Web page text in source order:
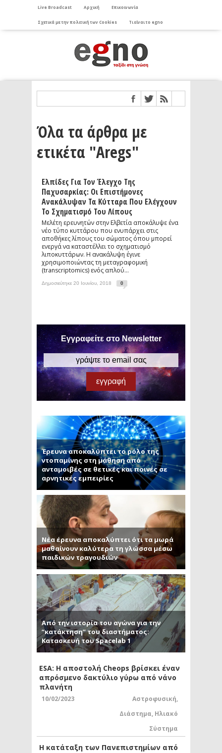
Live Broadcast Αρχική Επικοινωνία
Σχετικά με την πολιτική των Cookies Τι είναι το egno
Όλα τα άρθρα με
ετικέτα "Aregs"
Ελπίδες Για Τον Έλεγχο Της
Παχυσαρκίας: Οι Επιστήμονες
Ανακάλυψαν Τα Κύτταρα Που Ελέγχουν
Το Σχηματισμό Του Λίπους
Μελέτη ερευνητών στην Ελβετία αποκάλυψε ένα
νέο τύπο κυττάρου που ενυπάρχει στις
αποθήκες λίπους του σώματος όπου μπορεί
ενεργά να καταστέλλει το σχηματισμό
λιποκυττάρων. Η ανακάλυψη έγινε
χρησιμοποιώντας τη μεταγραφομική
(transcriptomics) ενός απλού...
Δημοσιεύτηκε 20 Ιουνίου, 2018 0
Εγγραφείτε στο Newsletter
Έρευνα αποκαλύπτει το ρόλο της
ντοπαμίνης στη μάθηση από
ανταμοιβές σε θετικές και ποινές σε
αρνητικές εμπειρίες
Νέα έρευνα αποκαλύπτει ότι τα μωρά
μαθαίνουν καλύτερα τη γλώσσα μέσω
παιδικών τραγουδιών
Από την ιστορία του αγώνα για την
“κατάκτηση” του διαστήματος:
Κατασκευή του Spacelab 1
ESA: Η αποστολή Cheops βρίσκει έναν
απρόσμενο δακτύλιο γύρω από νάνο
πλανήτη
10/02/2023 Αστροφυσική,
Διάστημα, Ηλιακό
Σύστημα
Η κατάταξη των Πανεπιστημίων από